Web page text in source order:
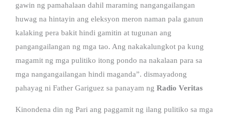
gawin ng pamahalaan dahil maraming nangangailangan
huwag na hintayin ang eleksyon meron naman pala ganun
kalaking pera bakit hindi gamitin at tugunan ang
pangangailangan ng mga tao. Ang nakakalungkot pa kung
magamit ng mga pulitiko itong pondo na nakalaan para sa
mga nangangailangan hindi maganda”. dismayadong
pahayag ni Father Gariguez sa panayam ng Radio Veritas
Kinondena din ng Pari ang paggamit ng ilang pulitiko sa mga